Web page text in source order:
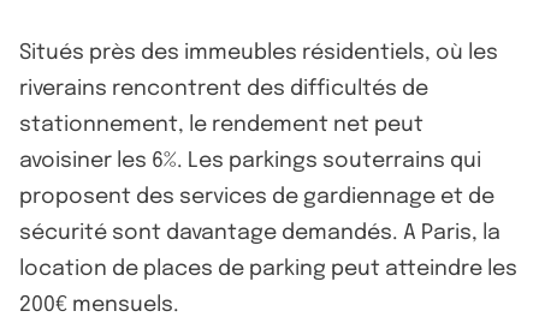
Situés près des immeubles résidentiels, où les
riverains rencontrent des difficultés de
stationnement, le rendement net peut
avoisiner les 6%. Les parkings souterrains qui
proposent des services de gardiennage et de
sécurité sont davantage demandés. A Paris, la
location de places de parking peut atteindre les
200€ mensuels.